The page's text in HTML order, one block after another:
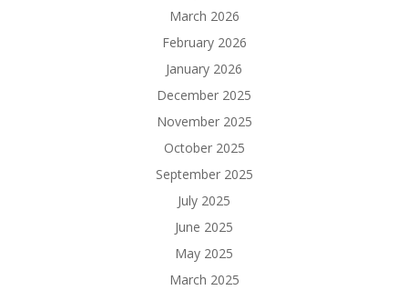
March 2026
February 2026
January 2026
December 2025
November 2025
October 2025
September 2025
July 2025
June 2025
May 2025
March 2025